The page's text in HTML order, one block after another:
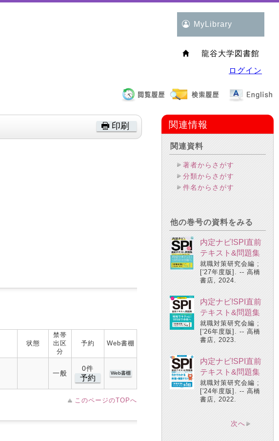
MyLibrary
龍谷大学図書館
ログイン
印刷
状態
禁帯
出区
分
予約 Web書棚
一般
0件
予約
Web書棚
このページのTOPへ
関連情報
関連資料
著者からさがす
分類からさがす
件名からさがす
他の巻号の資料をみる
内定ナビ!SPI直前
テキスト&問題集
就職対策研究会編 ;
['27年度版]. -- 高橋
書店, 2024.
内定ナビ!SPI直前
テキスト&問題集
就職対策研究会編 ;
['26年度版]. -- 高橋
書店, 2023.
内定ナビ!SPI直前
テキスト&問題集
就職対策研究会編 ;
['24年度版]. -- 高橋
書店, 2022.
次へ